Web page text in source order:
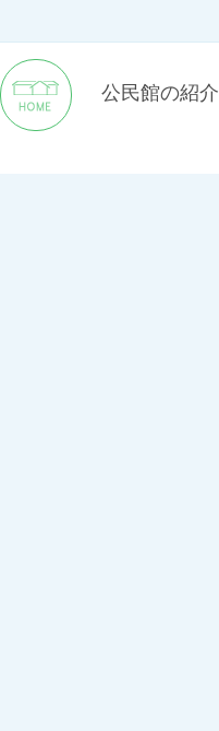
公民館の紹介